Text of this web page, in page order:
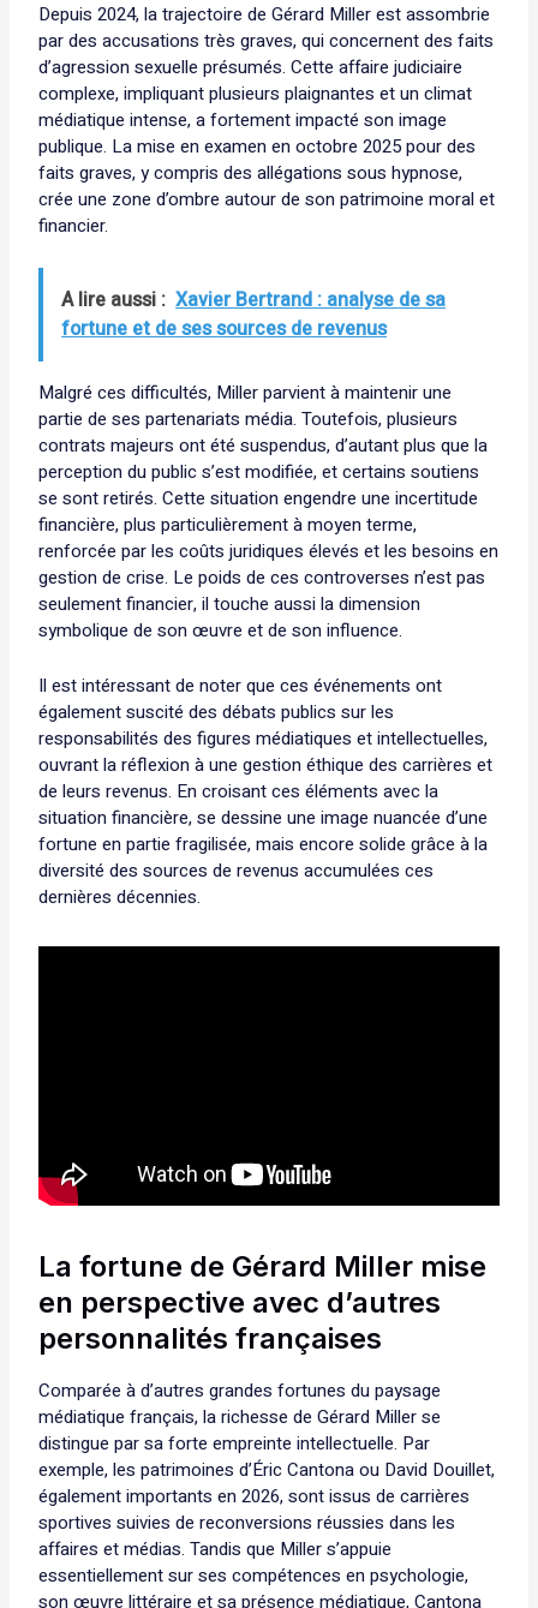
Depuis 2024, la trajectoire de Gérard Miller est assombrie
par des accusations très graves, qui concernent des faits
d’agression sexuelle présumés. Cette affaire judiciaire
complexe, impliquant plusieurs plaignantes et un climat
médiatique intense, a fortement impacté son image
publique. La mise en examen en octobre 2025 pour des
faits graves, y compris des allégations sous hypnose,
crée une zone d’ombre autour de son patrimoine moral et
financier.
A lire aussi : Xavier Bertrand : analyse de sa
fortune et de ses sources de revenus
Malgré ces difficultés, Miller parvient à maintenir une
partie de ses partenariats média. Toutefois, plusieurs
contrats majeurs ont été suspendus, d’autant plus que la
perception du public s’est modifiée, et certains soutiens
se sont retirés. Cette situation engendre une incertitude
financière, plus particulièrement à moyen terme,
renforcée par les coûts juridiques élevés et les besoins en
gestion de crise. Le poids de ces controverses n’est pas
seulement financier, il touche aussi la dimension
symbolique de son œuvre et de son influence.
Il est intéressant de noter que ces événements ont
également suscité des débats publics sur les
responsabilités des figures médiatiques et intellectuelles,
ouvrant la réflexion à une gestion éthique des carrières et
de leurs revenus. En croisant ces éléments avec la
situation financière, se dessine une image nuancée d’une
fortune en partie fragilisée, mais encore solide grâce à la
diversité des sources de revenus accumulées ces
dernières décennies.
La fortune de Gérard Miller mise
en perspective avec d’autres
personnalités françaises
Comparée à d’autres grandes fortunes du paysage
médiatique français, la richesse de Gérard Miller se
distingue par sa forte empreinte intellectuelle. Par
exemple, les patrimoines d’Éric Cantona ou David Douillet,
également importants en 2026, sont issus de carrières
sportives suivies de reconversions réussies dans les
affaires et médias. Tandis que Miller s’appuie
essentiellement sur ses compétences en psychologie,
son œuvre littéraire et sa présence médiatique, Cantona